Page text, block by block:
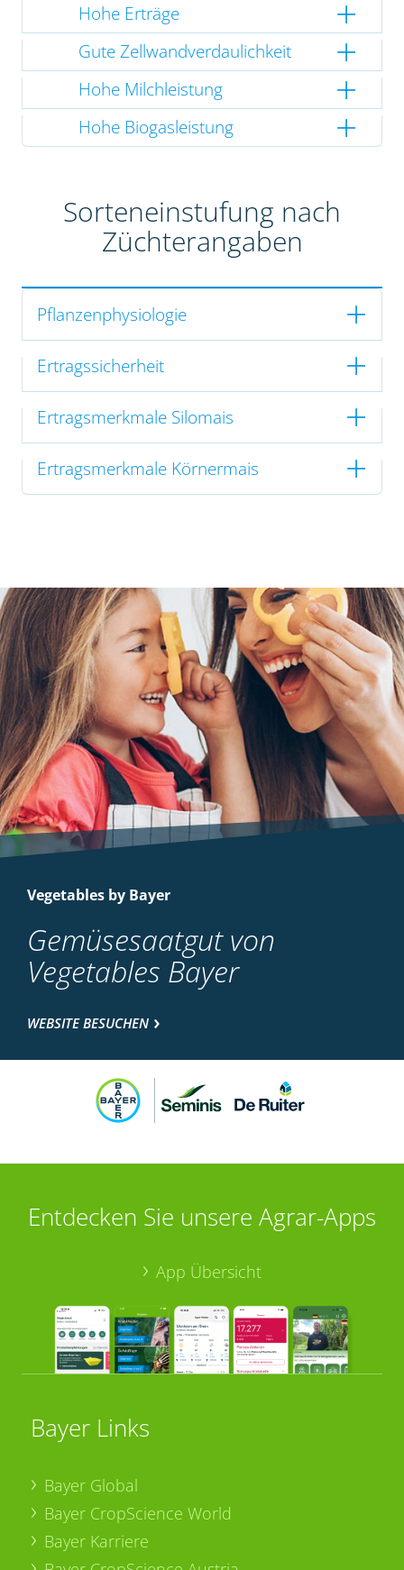
Hohe Erträge
Gute Zellwandverdaulichkeit
Hohe Milchleistung
Hohe Biogasleistung
Sorteneinstufung nach
Züchterangaben
Pflanzenphysiologie
Ertragssicherheit
Ertragsmerkmale Silomais
Ertragsmerkmale Körnermais
Vegetables by Bayer
Gemüsesaatgut von
Vegetables Bayer
WEBSITE BESUCHEN
Entdecken Sie unsere Agrar-Apps
App Übersicht
Bayer Links
Bayer Global
Bayer CropScience World
Bayer Karriere